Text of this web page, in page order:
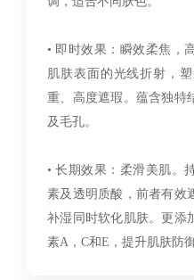
• 即时效果：瞬效柔焦，
肌肤表面的光线折射，
重、高度遮瑕。蕴含独特
及毛孔。
• 长期效果：柔滑美肌。
素及透明质酸，前者有效
补湿同时软化肌肤。更添
素A，C和E，提升肌肤防御